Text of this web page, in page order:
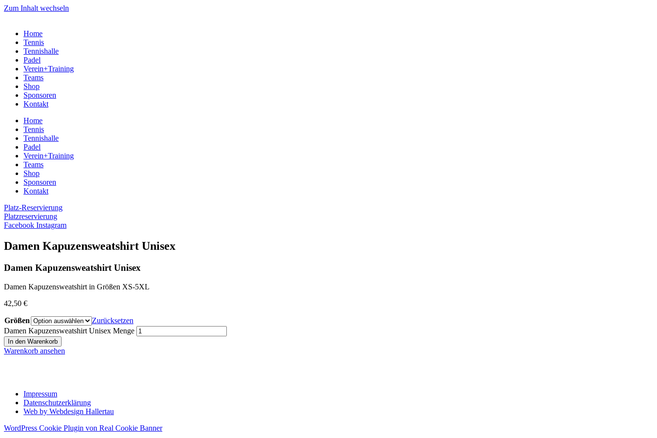
Zum Inhalt wechseln
Home
Tennis
Tennishalle
Padel
Verein+Training
Teams
Shop
Sponsoren
Kontakt
Home
Tennis
Tennishalle
Padel
Verein+Training
Teams
Shop
Sponsoren
Kontakt
Platz-Reservierung
Platzreservierung
Facebook Instagram
Damen Kapuzensweatshirt Unisex
Damen Kapuzensweatshirt Unisex
Damen Kapuzensweatshirt in Größen XS-5XL
42,50 €
Größen
Zurücksetzen
Damen Kapuzensweatshirt Unisex Menge
In den Warenkorb
Warenkorb ansehen
Impressum
Datenschutzerklärung
Web by Webdesign Hallertau
WordPress Cookie Plugin von Real Cookie Banner